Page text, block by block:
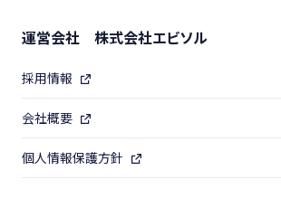
運営会社 株式会社エビソル
採用情報
会社概要
個人情報保護方針